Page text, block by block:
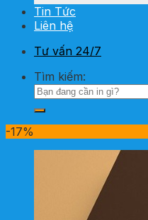
Tin Tức
Liên hệ
Tư vấn 24/7
Tìm kiếm:
-17%